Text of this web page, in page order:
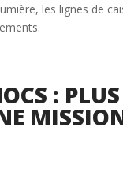
les lignes de
: